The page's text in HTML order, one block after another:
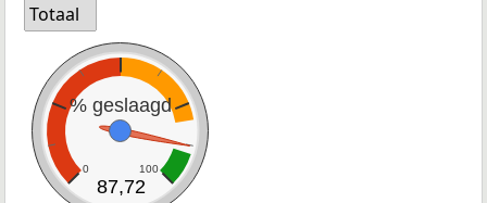
Totaal
% geslaagd
0 100
87,72